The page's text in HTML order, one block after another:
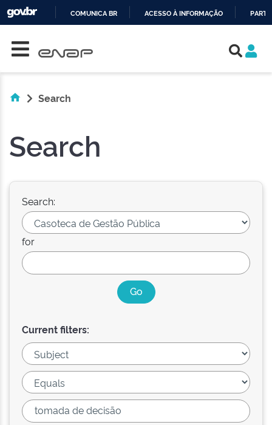
COMUNICA BR ACESSO À INFORMAÇÃO
Search
Search
Search:
for
Current filters: